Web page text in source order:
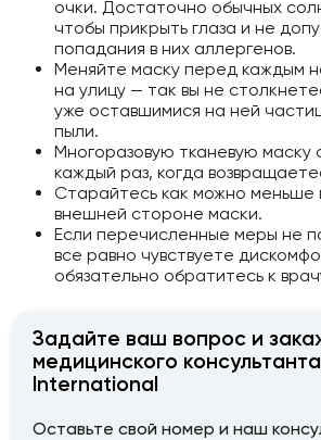
очки. Достаточно обычных
чтобы прикрыть глаза и не
попадания в них аллергенов.
Меняйте маску перед каждым
на улицу — так вы не
уже оставшимися на ней
пыли.
Многоразовую тканевую маску
каждый раз, когда
Старайтесь как можно меньше
внешней стороне маски.
Если перечисленные меры не
все равно чувствуете
обязательно обратитесь к
Задайте ваш вопрос и
медицинского
International
Оставьте свой номер и наш